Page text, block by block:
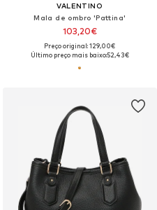
VALENTINO
Mala de ombro 'Pattina'
103,20€
Preço original: 129,00€
Último preço mais baixo:52,43€